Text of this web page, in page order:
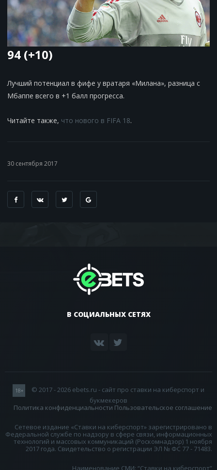
94 (+10)
Лучший потенциал в фифе у вратаря «Милана», разница с
Мбаппе всего в +1 балл прогресса.
Читайте также, что нового в FIFA 18.
30 сентября 2017
В СОЦИАЛЬНЫХ СЕТЯХ
18+
© 2017 - 2026 ebets.ru - сайт про ставки на киберспорт и
букмекеров
Политика конфиденциальности Пользовательское соглашение
Сетевое издание «Ставки на киберспорт» зарегистрировано в
Федеральной службе по надзору в сфере связи, информационных
технологий и массовых коммуникаций (Роскомнадзор) 1 ноября
2017 года. Свидетельство о регистрации ЭЛ № ФС 77 - 71483.
Наименование СМИ: “Ставки на киберспорт”